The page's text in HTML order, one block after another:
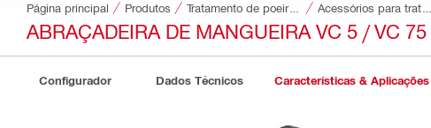
Página principal Produtos Tratamento de poeiras e água
ABRAÇADEIRA DE MANGUEIRA VC 5 / VC 75
Configurador Dados Técnicos Características & Aplicações